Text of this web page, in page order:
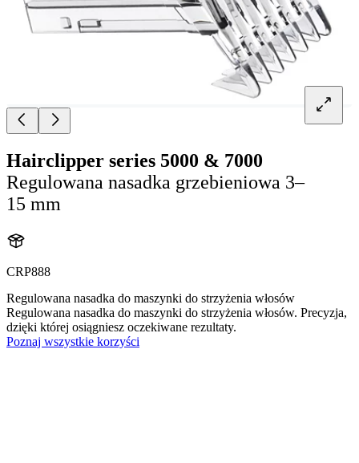
Hairclipper series 5000 & 7000
Regulowana nasadka grzebieniowa 3–
15 mm
CRP888
Regulowana nasadka do maszynki do strzyżenia włosów
Regulowana nasadka do maszynki do strzyżenia włosów. Precyzja,
dzięki której osiągniesz oczekiwane rezultaty.
Poznaj wszystkie korzyści